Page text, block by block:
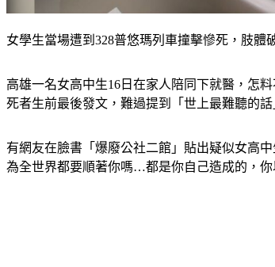
女學生當場遭到328普悠瑪列車撞擊慘死，肢體
高雄一名女高中生16日在家人陪同下就醫，怎
死者生前最後發文，難過提到「世上最難聽的話
有網友在臉書「爆廢公社二館」貼出疑似女高
為全世界都要順著你嗎…都是你自己造成的，